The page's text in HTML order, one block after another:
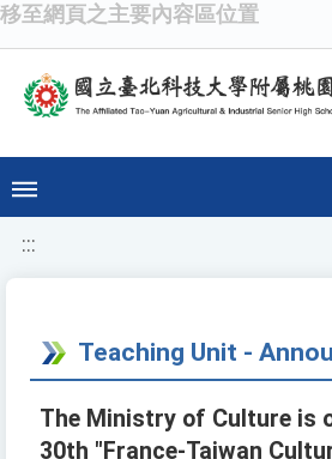
移至網頁之主要內容區位置
:::
Teaching Unit -
The Ministry of Culture is
30th "France-Taiwan